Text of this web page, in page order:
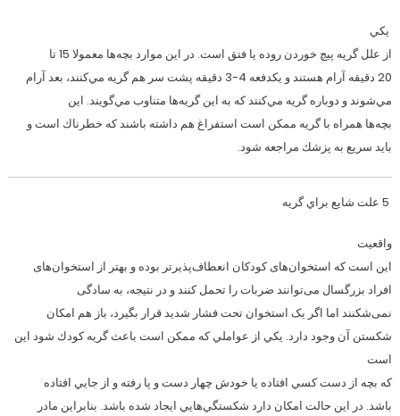
يكي
از علل گريه پيچ خوردن روده يا فتق است. در اين موارد بچه‌ها معمولا 15 تا
20 دقيقه آرام هستند و يكدفعه 4-3 دقيقه پشت سر هم گريه مي‌كنند، بعد آرام
مي‌شوند و دوباره گريه مي‌كنند كه به اين گريه‌ها متناوب مي‌گويند. اين
بچه‌ها همراه با گريه ممكن است استفراغ هم داشته باشند كه خطرناك است و
بايد سريع به پزشك مراجعه شود.
واقعيت
اين است كه استخوان‌های کودکان انعطاف‌پذیرتر بوده و بهتر از استخوان‌های
افراد بزرگسال می‌توانند ضربات را تحمل کنند و در نتیجه، به سادگی
نمی‌شکنند اما اگر یک استخوان تحت فشار شدید قرار بگیرد، باز هم امکان
شکستن آن وجود دارد. يكي از عواملي كه ممكن است باعث گريه كودك شود اين
است
كه بچه از دست كسي افتاده يا خودش چهار دست و پا رفته و از جايي افتاده
باشد. در اين حالت امكان دارد شكستگي‌هايي ايجاد شده باشد. بنابراين مادر